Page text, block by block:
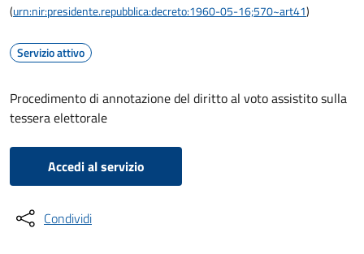
(urn:nir:presidente.repubblica:decreto:1960-05-16;570~art41)
Servizio attivo
Procedimento di annotazione del diritto al voto assistito sulla
tessera elettorale
Accedi al servizio
Condividi